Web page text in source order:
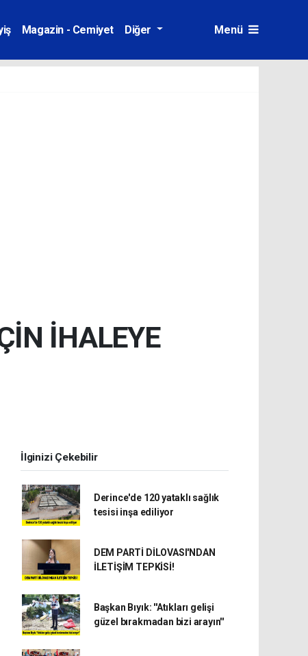
Magazin - Cemiyet Diğer Menü
İHALEYE
İlginizi Çekebilir
Derince'de 120 yataklı sağlık
tesisi inşa ediliyor
DEM PARTİ DİLOVASI'NDAN
İLETİŞİM TEPKİSİ!
Başkan Bıyık: ''Atıkları gelişi
güzel bırakmadan bizi arayın''